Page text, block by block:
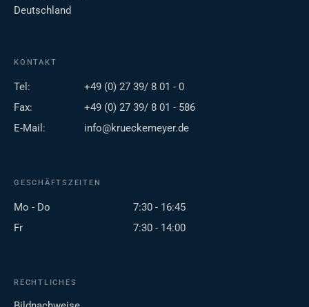
Deutschland
KONTAKT
Tel:
+49 (0) 27 39/ 8 01 - 0
Fax:
+49 (0) 27 39/ 8 01 - 586
E-Mail:
info@krueckemeyer.de
GESCHÄFTSZEITEN
Mo - Do
7:30 - 16:45
Fr
7:30 - 14:00
RECHTLICHES